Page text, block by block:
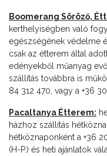
Boomerang Söröző,
kerthelyiségben való
egészségének védelme
csak az étterem által
edényekből műanyag
szállítás továbbra is
84 312 470, vagy a +36
Pacaltanya Étterem:
házhoz szállítás
hétköznaponként a +36
(H-P.) és heti ajánlatok